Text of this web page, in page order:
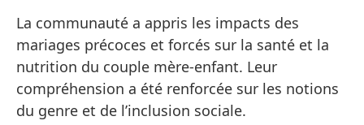
La communauté a appris les impacts des
mariages précoces et forcés sur la santé et la
nutrition du couple mère-enfant. Leur
compréhension a été renforcée sur les notions
du genre et de l’inclusion sociale.